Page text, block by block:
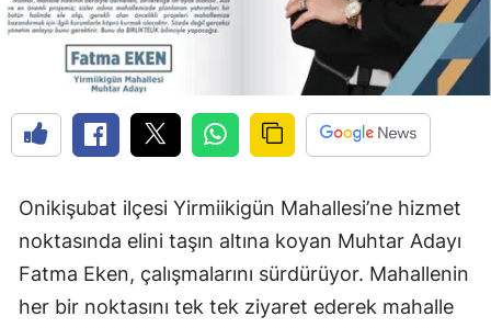
Onikişubat ilçesi Yirmiikigün Mahallesi’ne hizmet
noktasında elini taşın altına koyan Muhtar Adayı
Fatma Eken, çalışmalarını sürdürüyor. Mahallenin
her bir noktasını tek tek ziyaret ederek mahalle